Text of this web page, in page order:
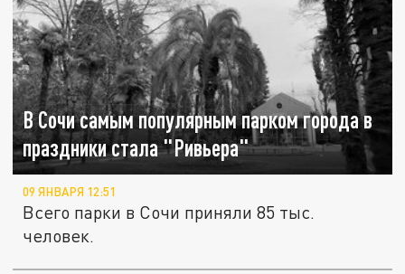
В Сочи самым популярным парком города в
праздники стала "Ривьера"
09 ЯНВАРЯ 12:51
Всего парки в Сочи приняли 85 тыс.
человек.